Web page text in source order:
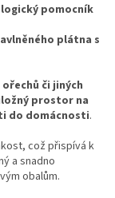
pomocník
plátna s
či jiných
prostor na
do domácnosti.
což přispívá k
a snadno
obalům.